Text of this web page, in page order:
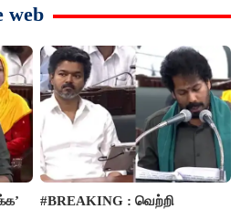
web
#BREAKING : வெற்றி